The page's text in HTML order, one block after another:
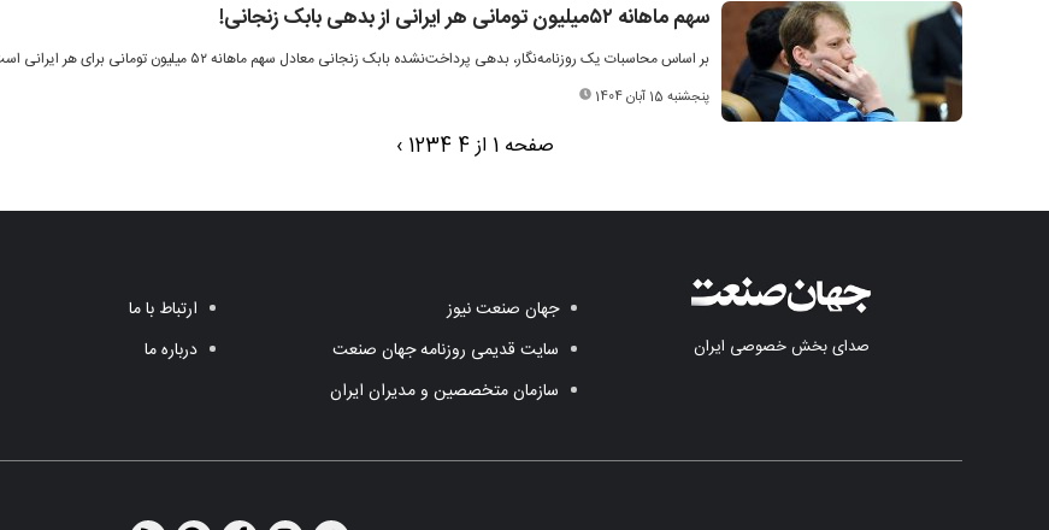
سهم ماهانه ۵۲میلیون تومانی هر ایرانی از بدهی بابک زنجانی!
بر اساس محاسبات یک روزنامه‌نگار، بدهی پرداخت‌نشده بابک زنجانی معادل سهم ماهانه ۵۲ میلیون تومانی برای هر ایرانی است.
پنجشنبه 15 آبان 1404
صفحه 1 از 4 1234
›
صدای بخش خصوصی ایران
جهان صنعت نیوز
سایت قدیمی روزنامه جهان صنعت
سازمان متخصصین و مدیران ایران
ارتباط با ما
درباره ما